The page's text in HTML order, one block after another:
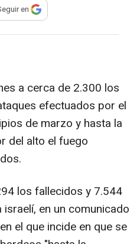
para compartir
en
a cerca de 2.300 los
efectuados por el
de marzo y hasta la
del alto el fuego
los fallecidos y 7.544
en un comunicado
el que incide en que se